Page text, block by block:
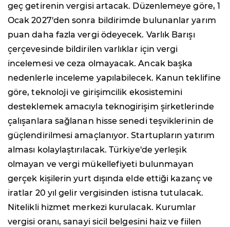
geç getirenin vergisi artacak. Düzenlemeye göre, 1
Ocak 2027'den sonra bildirimde bulunanlar yarım
puan daha fazla vergi ödeyecek. Varlık Barışı
çerçevesinde bildirilen varlıklar için vergi
incelemesi ve ceza olmayacak. Ancak başka
nedenlerle inceleme yapılabilecek. Kanun teklifine
göre, teknoloji ve girişimcilik ekosistemini
desteklemek amacıyla teknogirişim şirketlerinde
çalışanlara sağlanan hisse senedi teşviklerinin de
güçlendirilmesi amaçlanıyor. Startupların yatırım
alması kolaylaştırılacak. Türkiye'de yerleşik
olmayan ve vergi mükellefiyeti bulunmayan
gerçek kişilerin yurt dışında elde ettiği kazanç ve
iratlar 20 yıl gelir vergisinden istisna tutulacak.
Nitelikli hizmet merkezi kurulacak. Kurumlar
vergisi oranı, sanayi sicil belgesini haiz ve fiilen